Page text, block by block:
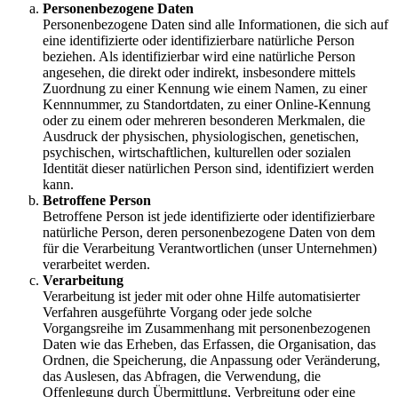
Personenbezogene Daten
Personenbezogene Daten sind alle Informationen, die sich auf
eine identifizierte oder identifizierbare natürliche Person
beziehen. Als identifizierbar wird eine natürliche Person
angesehen, die direkt oder indirekt, insbesondere mittels
Zuordnung zu einer Kennung wie einem Namen, zu einer
Kennnummer, zu Standortdaten, zu einer Online-Kennung
oder zu einem oder mehreren besonderen Merkmalen, die
Ausdruck der physischen, physiologischen, genetischen,
psychischen, wirtschaftlichen, kulturellen oder sozialen
Identität dieser natürlichen Person sind, identifiziert werden
kann.
Betroffene Person
Betroffene Person ist jede identifizierte oder identifizierbare
natürliche Person, deren personenbezogene Daten von dem
für die Verarbeitung Verantwortlichen (unser Unternehmen)
verarbeitet werden.
Verarbeitung
Verarbeitung ist jeder mit oder ohne Hilfe automatisierter
Verfahren ausgeführte Vorgang oder jede solche
Vorgangsreihe im Zusammenhang mit personenbezogenen
Daten wie das Erheben, das Erfassen, die Organisation, das
Ordnen, die Speicherung, die Anpassung oder Veränderung,
das Auslesen, das Abfragen, die Verwendung, die
Offenlegung durch Übermittlung, Verbreitung oder eine